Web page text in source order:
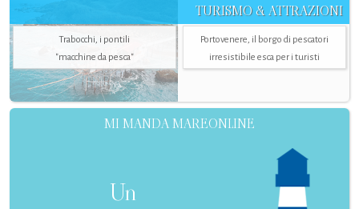
TURISMO & ATTRAZIONI
Trabocchi, i pontili
"macchine da pesca"
Portovenere, il borgo di pescatori
irresistibile esca per i turisti
MI MANDA MAREONLINE
Un